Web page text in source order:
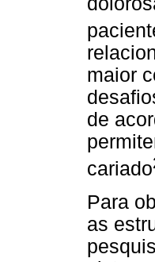
maior
de
cariado
Para
as